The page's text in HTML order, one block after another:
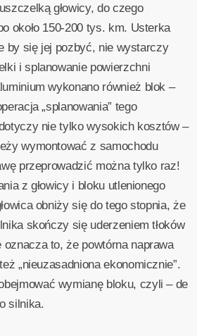
głowicy, do czego
około 150-200 tys. km. Usterka
by się jej pozbyć, nie wystarczy
i splanowanie powierzchni
wykonano również blok –
„splanowania” tego
nie tylko wysokich kosztów –
wymontować z samochodu
przeprowadzić można tylko raz!
z głowicy i bloku utlenionego
obniży się do tego stopnia, że
skończy się uderzeniem tłoków
to, że powtórna naprawa
„nieuzasadniona ekonomicznie”.
wymianę bloku, czyli – de
silnika.